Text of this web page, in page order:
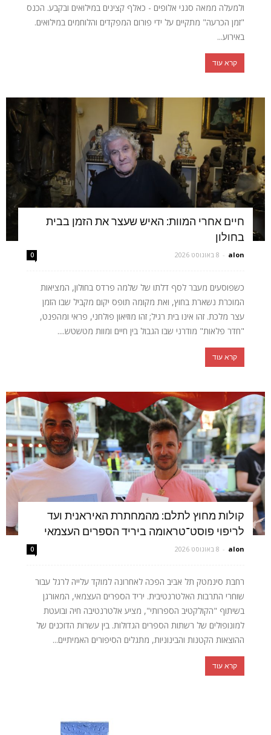
ולמעלה ממאה סגני אלופים - כאלף קצינים במילואים ובקבע. הכנס
"זמן הכרעה" מתקיים על ידי פורום המפקדים והלוחמים במילואים.
באירוע...
קרא עוד
חיים אחרי המוות: האיש שעצר את הזמן בבית
בחולון
alon
- 8 באוגוסט 2026 0
כשפוסעים מעבר לסף דלתו של שלמה פרדס בחולון, המציאות
המוכרת נשארת בחוץ, ואת מקומה תופס יקום מקביל שבו הזמן
עצר מלכת. זהו אינו בית רגיל; זהו מוזיאון פולחני, פראי ומהפנט,
"חדר פלאות" מודרני שבו הגבול בין חיים ומוות מטשטש....
קרא עוד
קולות מחוץ לתלם: מהמחתרת האיראנית ועד
לריפוי פוסט־טראומה ביריד הספרים העצמאי
alon
- 8 באוגוסט 2026 0
רחבת סינמטק תל אביב הפכה לאחרונה למוקד עלייה לרגל עבור
שוחרי התרבות האלטרנטיבית. יריד הספרים העצמאי, המאורגן
בשיתוף "הקולקטיב הספרותי", מציע אלטרנטיבה חיה ובועטת
למונופולים של רשתות הספרים הגדולות. בין עשרות הדוכנים של
ההוצאות הקטנות והבינוניות, מתגלים הסיפורים האמיתיים...
קרא עוד